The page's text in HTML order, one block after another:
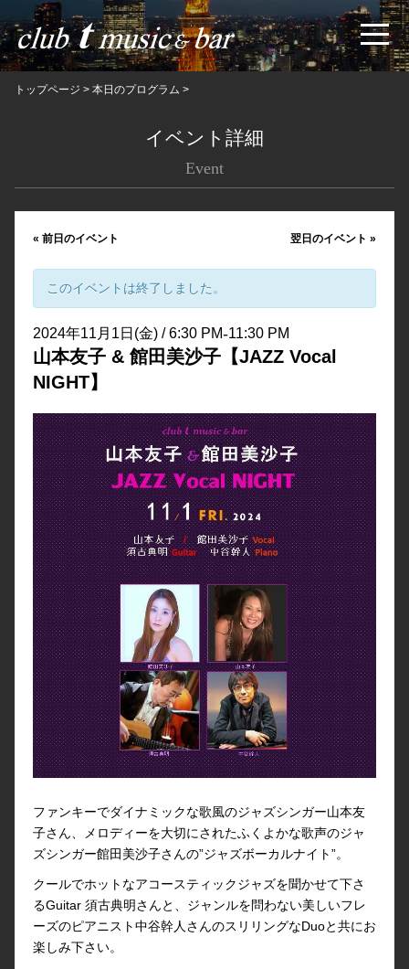
トップページ > 本日のプログラム >
イベント詳細
Event
« 前日のイベント 翌日のイベント»
このイベントは終了しました。
2024年11月1日(金) / 6:30 PM-11:30 PM
山本友子 & 館田美沙子【JAZZ Vocal
NIGHT】
ファンキーでダイナミックな歌風のジャズシンガー山本友
子さん、メロディーを大切にされたふくよかな歌声のジャ
ズシンガー館田美沙子さんの”ジャズボーカルナイト”。
クールでホットなアコースティックジャズを聞かせて下さ
るGuitar 須古典明さんと、ジャンルを問わない美しいフレ
ーズのピアニスト中谷幹人さんのスリリングなDuoと共にお
楽しみ下さい。